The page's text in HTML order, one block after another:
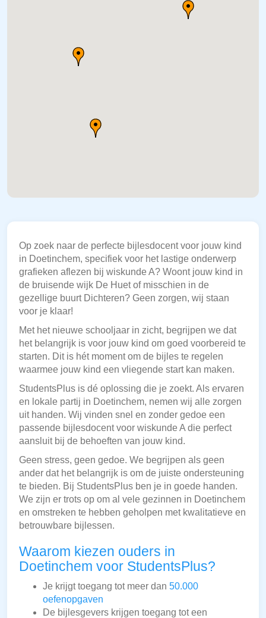
Op zoek naar de perfecte bijlesdocent voor jouw kind
in Doetinchem, specifiek voor het lastige onderwerp
grafieken aflezen bij wiskunde A? Woont jouw kind in
de bruisende wijk De Huet of misschien in de
gezellige buurt Dichteren? Geen zorgen, wij staan
voor je klaar!
Met het nieuwe schooljaar in zicht, begrijpen we dat
het belangrijk is voor jouw kind om goed voorbereid te
starten. Dit is hét moment om de bijles te regelen
waarmee jouw kind een vliegende start kan maken.
StudentsPlus is dé oplossing die je zoekt. Als ervaren
en lokale partij in Doetinchem, nemen wij alle zorgen
uit handen. Wij vinden snel en zonder gedoe een
passende bijlesdocent voor wiskunde A die perfect
aansluit bij de behoeften van jouw kind.
Geen stress, geen gedoe. We begrijpen als geen
ander dat het belangrijk is om de juiste ondersteuning
te bieden. Bij StudentsPlus ben je in goede handen.
We zijn er trots op om al vele gezinnen in Doetinchem
en omstreken te hebben geholpen met kwalitatieve en
betrouwbare bijlessen.
Waarom kiezen ouders in
Doetinchem voor StudentsPlus?
Je krijgt toegang tot meer dan 50.000
oefenopgaven
De bijlesgevers krijgen toegang tot een